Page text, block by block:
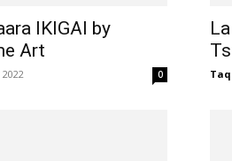
d'actualités
IKIGAI by
Art
0